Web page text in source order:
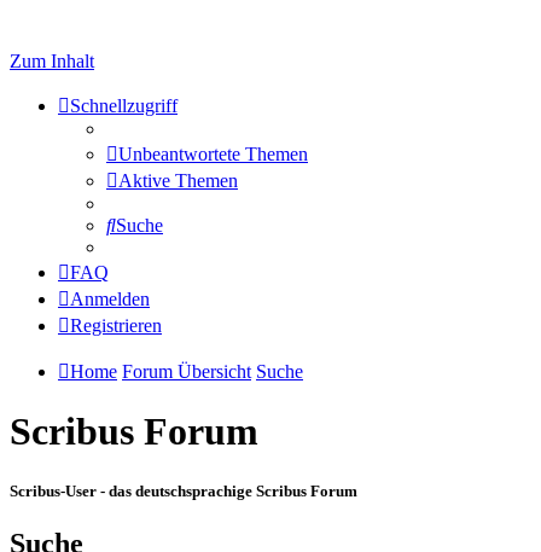
Zum Inhalt
Schnellzugriff
Unbeantwortete Themen
Aktive Themen
Suche
FAQ
Anmelden
Registrieren
Home Forum Übersicht Suche
Scribus Forum
Scribus-User - das deutschsprachige Scribus Forum
Suche